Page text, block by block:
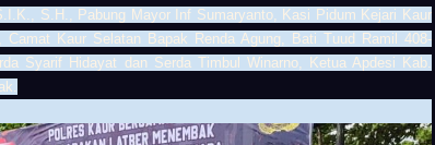
S.H., Pabung Mayor Inf Sumaryanto, Kasi Pidum Kejari Kaur
Kaur Selatan Bapak Renda Agung, Bati Tuud Ramil 408-
Syarif Hidayat dan Serda Timbul Winarno, Ketua Apdesi Kab.